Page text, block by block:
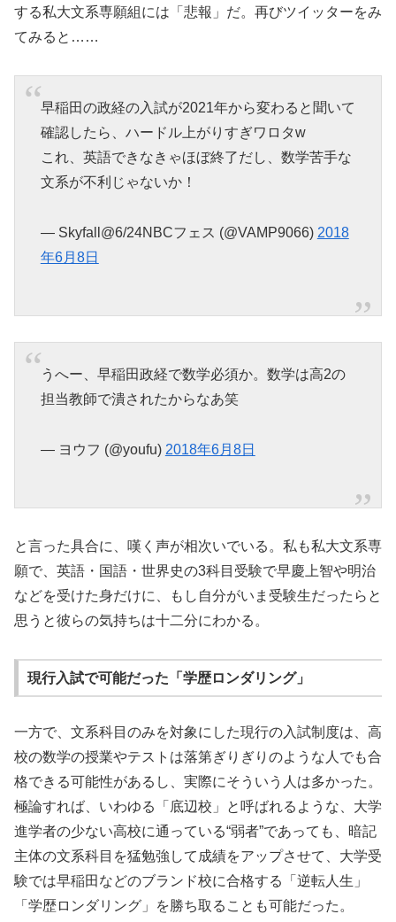
する私大文系専願組には「悲報」だ。再びツイッターをみ
てみると……
早稲田の政経の入試が2021年から変わると聞いて
確認したら、ハードル上がりすぎワロタw
これ、英語できなきゃほぼ終了だし、数学苦手な
文系が不利じゃないか！
— Skyfall@6/24NBCフェス (@VAMP9066) 2018
年6月8日
うへー、早稲田政経で数学必須か。数学は高2の
担当教師で潰されたからなあ笑
— ヨウフ (@youfu) 2018年6月8日
と言った具合に、嘆く声が相次いでいる。私も私大文系専
願で、英語・国語・世界史の3科目受験で早慶上智や明治
などを受けた身だけに、もし自分がいま受験生だったらと
思うと彼らの気持ちは十二分にわかる。
現行入試で可能だった「学歴ロンダリング」
一方で、文系科目のみを対象にした現行の入試制度は、高
校の数学の授業やテストは落第ぎりぎりのような人でも合
格できる可能性があるし、実際にそういう人は多かった。
極論すれば、いわゆる「底辺校」と呼ばれるような、大学
進学者の少ない高校に通っている“弱者”であっても、暗記
主体の文系科目を猛勉強して成績をアップさせて、大学受
験では早稲田などのブランド校に合格する「逆転人生」
「学歴ロンダリング」を勝ち取ることも可能だった。